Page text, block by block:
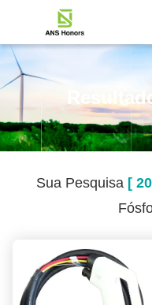
Sua Pesquisa [